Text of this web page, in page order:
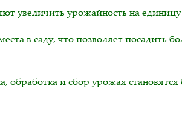
увеличить урожайность на
в саду, что позволяет посадить
обработка и сбор урожая